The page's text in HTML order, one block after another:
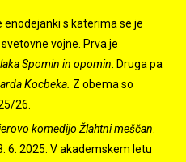
s katerima se je
vojne. Prva je
Spomin in opomin. Druga pa
Kocbeka. Z obema so
26.
komedijo Žlahtni meščan.
6. 2025. V akademskem letu